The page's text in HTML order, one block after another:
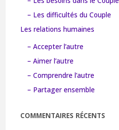
– Les difficultés du Couple
Les relations humaines
– Accepter l’autre
– Aimer l’autre
– Comprendre l’autre
– Partager ensemble
COMMENTAIRES RÉCENTS